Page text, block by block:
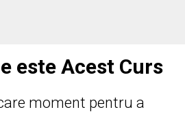
este Acest Curs
moment pentru a